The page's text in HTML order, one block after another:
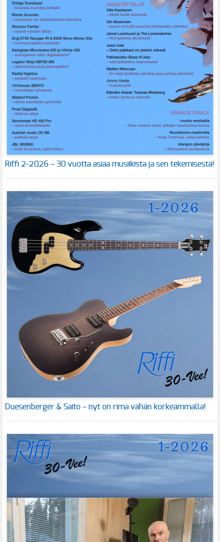
Riffi 2-2026 – 30 vuotta asiaa musiikista ja sen tekemisestä!
Duesenberger & Saito – nyt on rima vähän korkeammalla!